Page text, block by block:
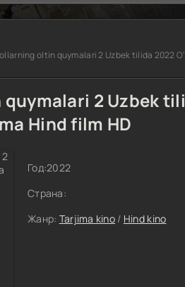
O'zbekcha
tarjima kino
tilida)
2026
oltin quymalari 2 Uzbek tilida 2022
2 Uzbek
Hind film HD
Год:2022
Страна:
Жанр: Tarjima kino / Hind kino